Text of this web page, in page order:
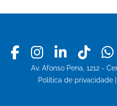
Facebook
Instagram
Linkedin
Av. Afonso Pena, 1212 -
Política de privacidade